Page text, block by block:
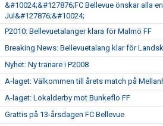
&#10024;&#127876;FC Bellevue önskar alla
Jul&#127876;&#10024;
P2010: Bellevuetalanger klara för Malmö FF
Breaking News: Bellevuetalang klar för
Nyhet: Ny tränare i P2008
A-laget: Välkommen till årets match på
A-laget: Lokalderby mot Bunkeflo FF
Grattis på 13-årsdagen FC Bellevue